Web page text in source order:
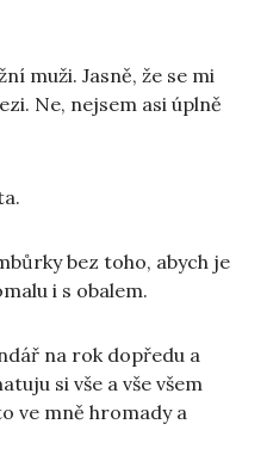
muži. Jasně, že se mi
Ne, nejsem asi úplně
bez toho, abych je
i s obalem.
na rok dopředu a
si vše a vše všem
ve mně hromady a